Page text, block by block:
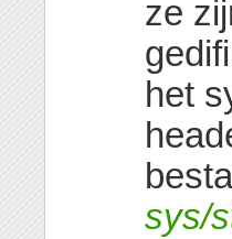
ze
het
sys/